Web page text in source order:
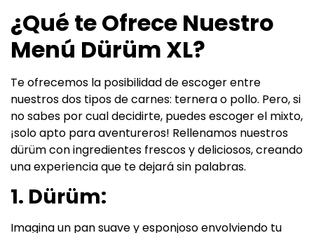
¿Qué te Ofrece Nuestro
Menú Dürüm XL?
Te ofrecemos la posibilidad de escoger entre
nuestros dos tipos de carnes: ternera o pollo. Pero, si
no sabes por cual decidirte, puedes escoger el mixto,
¡solo apto para aventureros! Rellenamos nuestros
dürüm con ingredientes frescos y deliciosos, creando
una experiencia que te dejará sin palabras.
1. Dürüm:
Imagina un pan suave y esponjoso envolviendo tu